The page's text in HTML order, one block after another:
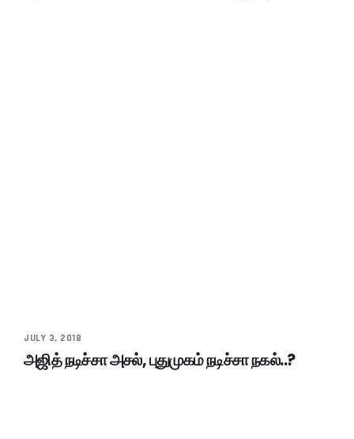
JULY 3, 2018
அஜித் நடிச்சா அசல், புதுமுகம் நடிச்சா நகல்..?